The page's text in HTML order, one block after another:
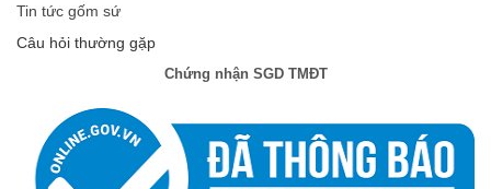
Tin tức gốm sứ
Câu hỏi thường gặp
Chứng nhận SGD TMĐT